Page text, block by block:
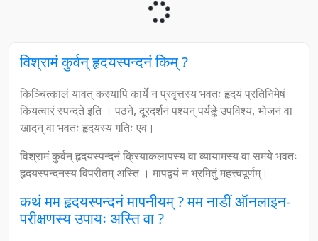
विश्रामं कुर्वन् हृदयस्पन्दनं किम् ?
किञ्चित्कालं यावत् कस्यापि कार्ये न प्रवृत्तस्य भवतः हृदयं प्रतिनिमेषं
कियत्वारं स्पन्दते इति । पठने, दूरदर्शनं पश्यन् पर्यङ्के उपविश्य, भोजनं वा
खादन् वा भवतः हृदयस्य गतिः एव।
विश्रामं कुर्वन् हृदयस्पन्दनं क्रियाकलापस्य वा व्यायामस्य वा समये भवतः
हृदयस्पन्दनस्य विपरीतम् अस्ति । मापद्वयं न भ्रमितुं महत्त्वपूर्णम्।
कथं मम हृदयस्पन्दनं मापनीयम् ? मम नाडीं ऑनलाइन-
परीक्षणस्य उपायः अस्ति वा ?